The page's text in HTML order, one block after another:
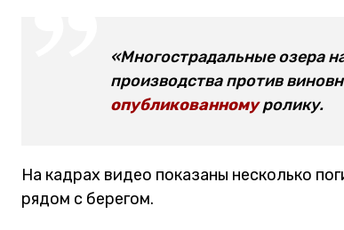
«Многострадальные озера
производства против
опубликованномуролику.
На кадрах видео показаны несколько
рядом с берегом.